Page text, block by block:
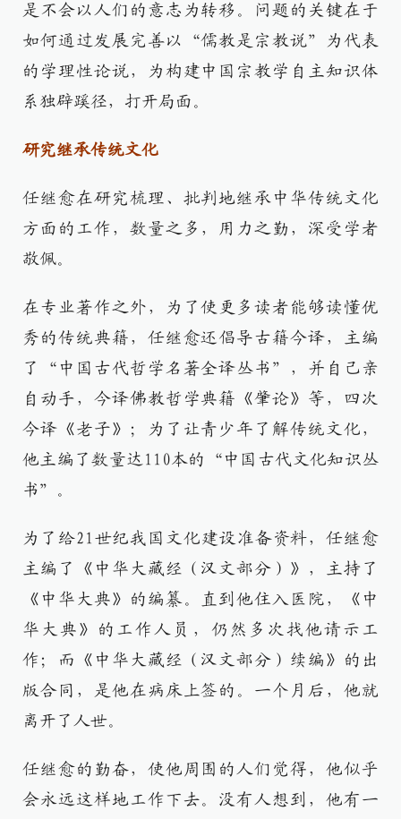
是不会以人们的意志为转移。问题的关键在于
如何通过发展完善以“儒教是宗教说”为代表
的学理性论说，为构建中国宗教学自主知识体
系独辟蹊径，打开局面。
研究继承传统文化
任继愈在研究梳理、批判地继承中华传统文化
方面的工作，数量之多，用力之勤，深受学者
敬佩。
在专业著作之外，为了使更多读者能够读懂优
秀的传统典籍，任继愈还倡导古籍今译，主编
了“中国古代哲学名著全译丛书”，并自己亲
自动手，今译佛教哲学典籍《肇论》等，四次
今译《老子》；为了让青少年了解传统文化，
他主编了数量达110本的“中国古代文化知识丛
书”。
为了给21世纪我国文化建设准备资料，任继愈
主编了《中华大藏经（汉文部分）》，主持了
《中华大典》的编纂。直到他住入医院，《中
华大典》的工作人员，仍然多次找他请示工
作；而《中华大藏经（汉文部分）续编》的出
版合同，是他在病床上签的。一个月后，他就
离开了人世。
任继愈的勤奋，使他周围的人们觉得，他似乎
会永远这样地工作下去。没有人想到，他有一